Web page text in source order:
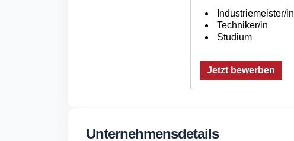
Industriemeister/in
Techniker/in
Studium
Jetzt bewerben
Unternehmensdetails